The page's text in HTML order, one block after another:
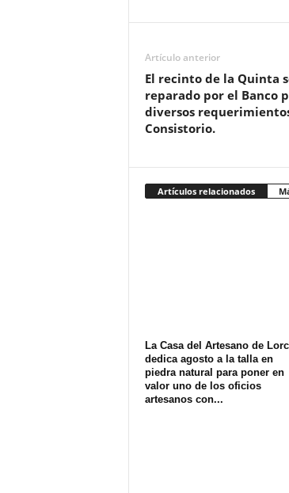
Artículo anterior
El recinto de la Quinta
reparado por el Banco
diversos
Consistorio.
Artículos relacionados
La Casa del Artesano de
dedica agosto a la talla en
piedra natural para poner en
valor uno de los oficios
artesanos con...